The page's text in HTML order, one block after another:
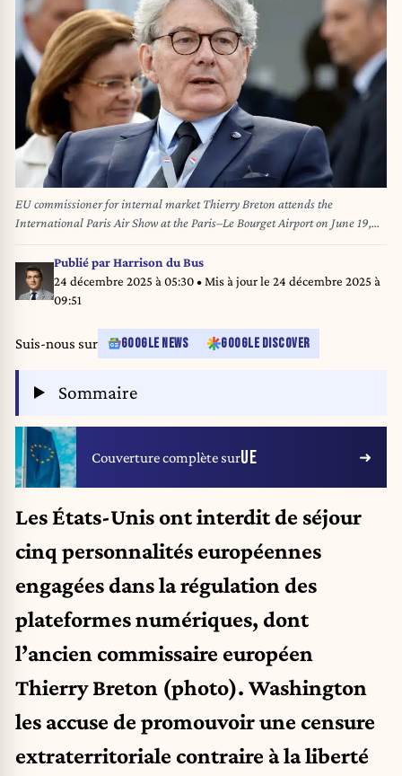
EU commissioner for internal market Thierry Breton attends the
International Paris Air Show at the Paris–Le Bourget Airport on June 19,
2023. Ludovic MARIN / POOL / AFP
Publié parHarrison du Bus
24 décembre 2025 à 05:30• Mis à jour le 24 décembre 2025 à
09:51
Suis-nous sur GOOGLE NEWS GOOGLE DISCOVER
Sommaire
Couverture complète surUE
Les États-Unis ont interdit de séjour
cinq personnalités européennes
engagées dans la régulation des
plateformes numériques, dont
l’ancien commissaire européen
Thierry Breton (photo). Washington
les accuse de promouvoir une censure
extraterritoriale contraire à la liberté